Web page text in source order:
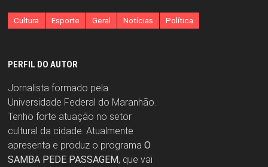
Cultura Esporte Geral Notícias Política
PERFIL DO AUTOR
Jornalista formado pela
Universidade Federal do Maranhão.
Tenho forte atuação no setor
cultural da cidade. Atualmente
apresenta e produz o programa O
SAMBA PEDE PASSAGEM, que vai